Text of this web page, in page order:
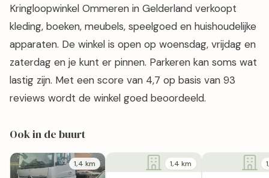
Kringloopwinkel Ommeren in Gelderland verkoopt
kleding, boeken, meubels, speelgoed en huishoudelijke
apparaten. De winkel is open op woensdag, vrijdag en
zaterdag en je kunt er pinnen. Parkeren kan soms wat
lastig zijn. Met een score van 4,7 op basis van 93
reviews wordt de winkel goed beoordeeld.
Ook in de buurt
1,4 km 1,4 km